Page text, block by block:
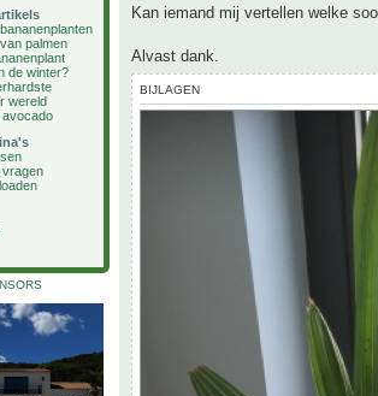
palmen
de winter?
wereld
avocado
vragen
Kan iemand mij vertellen welke
Alvast dank.
BIJLAGEN